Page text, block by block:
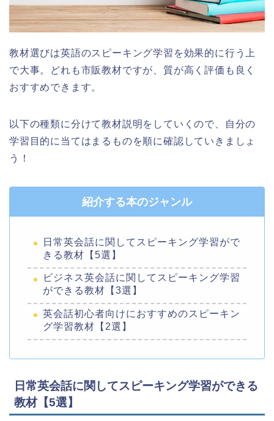
教材選びは英語のスピーキング学習を効果的に行う上
で大事。どれも市販教材ですが、質が高く評価も良く
おすすめできます。
以下の種類に分けて教材説明をしていくので、自分の
学習目的に当てはまるものを順に確認していきましょ
う！
紹介する本のジャンル
日常英会話に関してスピーキング学習がで
きる教材【5選】
ビジネス英会話に関してスピーキング学習
ができる教材【3選】
英会話初心者向けにおすすめのスピーキン
グ学習教材【2選】
日常英会話に関してスピーキング学習ができる
教材【5選】